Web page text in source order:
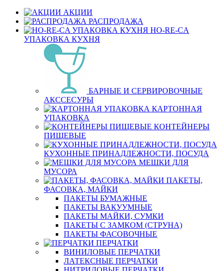
АКЦИИ
РАСПРОДАЖА
HO-RE-CA
УПАКОВКА КУХНЯ
БАРНЫЕ И СЕРВИРОВОЧНЫЕ
АКССЕСУРЫ
КАРТОННАЯ
УПАКОВКА
КОНТЕЙНЕРЫ
ПИЩЕВЫЕ
КУХОННЫЕ ПРИНАДЛЕЖНОСТИ, ПОСУДА
МЕШКИ ДЛЯ
МУСОРА
ПАКЕТЫ,
ФАСОВКА, МАЙКИ
ПАКЕТЫ БУМАЖНЫЕ
ПАКЕТЫ ВАКУУМНЫЕ
ПАКЕТЫ МАЙКИ, СУМКИ
ПАКЕТЫ С ЗАМКОМ (СТРУНА)
ПАКЕТЫ ФАСОВОЧНЫЕ
ПЕРЧАТКИ
ВИНИЛОВЫЕ ПЕРЧАТКИ
ЛАТЕКСНЫЕ ПЕРЧАТКИ